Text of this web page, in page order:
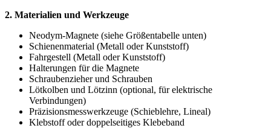
2. Materialien und Werkzeuge
Neodym-Magnete (siehe Größentabelle unten)
Schienenmaterial (Metall oder Kunststoff)
Fahrgestell (Metall oder Kunststoff)
Halterungen für die Magnete
Schraubenzieher und Schrauben
Lötkolben und Lötzinn (optional, für elektrische
Verbindungen)
Präzisionsmesswerkzeuge (Schieblehre, Lineal)
Klebstoff oder doppelseitiges Klebeband